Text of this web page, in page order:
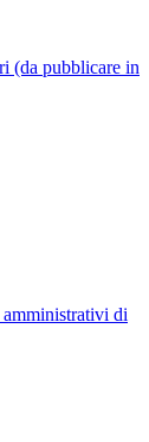
(da pubblicare in
di